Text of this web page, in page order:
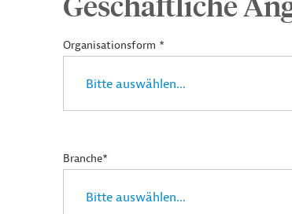
Organisationsform *
Branche*